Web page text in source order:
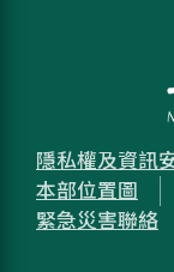
隱私權及資訊
本部位置圖
緊急災害聯絡